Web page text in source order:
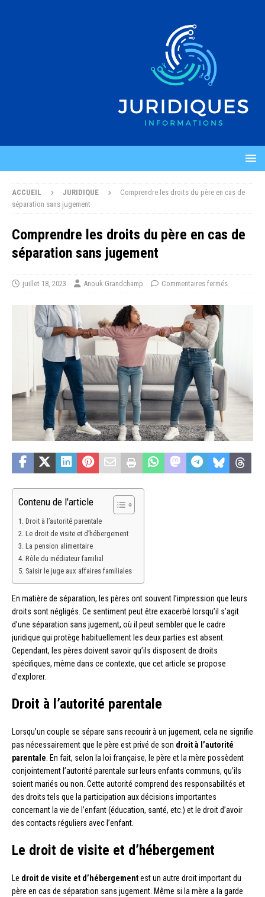
ACCUEIL JURIDIQUE
Comprendre les droits du père en cas de
séparation sans jugement
Comprendre les droits du père en cas de
séparation sans jugement
juillet 18, 2023 Anouk Grandchamp Commentaires fermés
Contenu de l'article
Droit à l’autorité parentale
Le droit de visite et d’hébergement
La pension alimentaire
Rôle du médiateur familial
Saisir le juge aux affaires familiales
En matière de séparation, les pères ont souvent l’impression que leurs
droits sont négligés. Ce sentiment peut être exacerbé lorsqu’il s’agit
d’une séparation sans jugement, où il peut sembler que le cadre
juridique qui protège habituellement les deux parties est absent.
Cependant, les pères doivent savoir qu’ils disposent de droits
spécifiques, même dans ce contexte, que cet article se propose
d’explorer.
Droit à l’autorité parentale
Lorsqu’un couple se sépare sans recourir à un jugement, cela ne signifie
pas nécessairement que le père est privé de son droit à l’autorité
parentale. En fait, selon la loi française, le père et la mère possèdent
conjointement l’autorité parentale sur leurs enfants communs, qu’ils
soient mariés ou non. Cette autorité comprend des responsabilités et
des droits tels que la participation aux décisions importantes
concernant la vie de l’enfant (éducation, santé, etc.) et le droit d’avoir
des contacts réguliers avec l’enfant.
Le droit de visite et d’hébergement
Le droit de visite et d’hébergementest un autre droit important du
père en cas de séparation sans jugement. Même si la mère a la garde